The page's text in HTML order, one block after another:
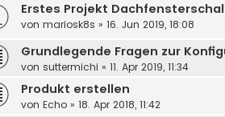
Erstes Projekt
von mariosk8s » 16. Jun 2019, 18:08
Grundlegende Fragen zur
von suttermichi » 11. Apr 2019, 11:34
Produkt erstellen
von Echo » 18. Apr 2018, 11:42